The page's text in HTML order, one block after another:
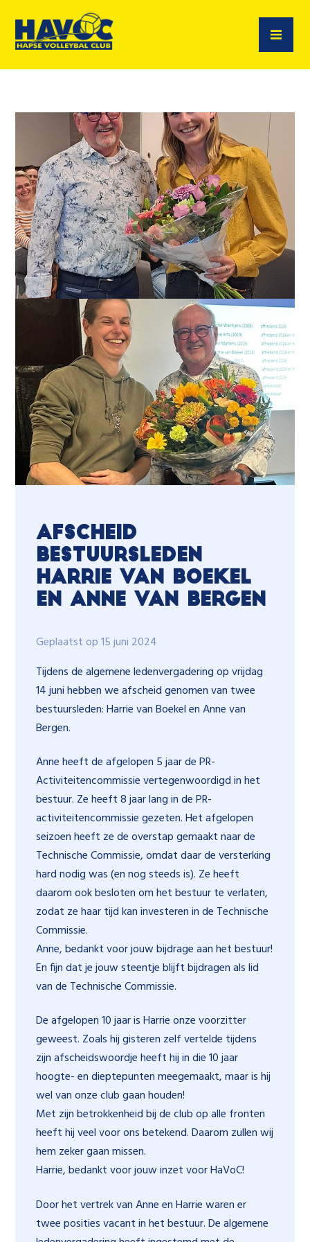
Afscheid
bestuursleden
Harrie van Boekel
en Anne van Bergen
Geplaatst op 15 juni 2024
Tijdens de algemene ledenvergadering op vrijdag
14 juni hebben we afscheid genomen van twee
bestuursleden: Harrie van Boekel en Anne van
Bergen.
Anne heeft de afgelopen 5 jaar de PR-
Activiteitencommissie vertegenwoordigd in het
bestuur. Ze heeft 8 jaar lang in de PR-
activiteitencommissie gezeten. Het afgelopen
seizoen heeft ze de overstap gemaakt naar de
Technische Commissie, omdat daar de versterking
hard nodig was (en nog steeds is). Ze heeft
daarom ook besloten om het bestuur te verlaten,
zodat ze haar tijd kan investeren in de Technische
Commissie.
Anne, bedankt voor jouw bijdrage aan het bestuur!
En fijn dat je jouw steentje blijft bijdragen als lid
van de Technische Commissie.
De afgelopen 10 jaar is Harrie onze voorzitter
geweest. Zoals hij gisteren zelf vertelde tijdens
zijn afscheidswoordje heeft hij in die 10 jaar
hoogte- en dieptepunten meegemaakt, maar is hij
wel van onze club gaan houden!
Met zijn betrokkenheid bij de club op alle fronten
heeft hij veel voor ons betekend. Daarom zullen wij
hem zeker gaan missen.
Harrie, bedankt voor jouw inzet voor HaVoC!
Door het vertrek van Anne en Harrie waren er
twee posities vacant in het bestuur. De algemene